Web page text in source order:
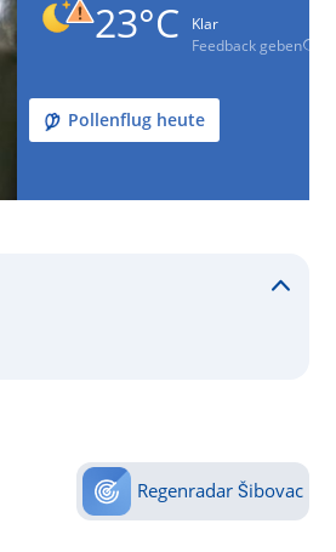
23°C
Klar
Feedback geben
Pollenflug heute
Regenradar Šibovac